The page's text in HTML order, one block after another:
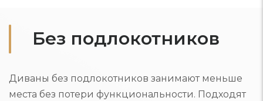
Без подлокотников
Диваны без подлокотников занимают меньше
места без потери функциональности. Подходят